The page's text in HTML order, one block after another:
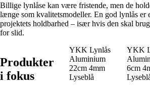
Billige lynlåse kan være fristende, men de
længe som kvalitetsmodeller. En god lynlås er
projektets holdbarhed – især hvis den skal
for slid.
Produkter
i fokus
YKK Lynlås
Aluminium
22cm 4mm
Lyseblå
YKK
6cm